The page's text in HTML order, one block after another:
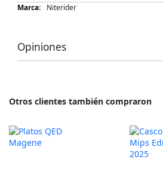
Más
Niterider
Opiniones
Otros clientes también compraron